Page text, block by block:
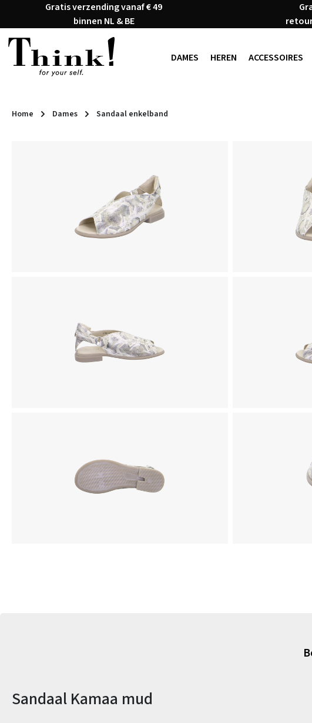
de hoofdinhoud
Ga naar de zoekopdracht
Ga naar de hoofdnavigatie
Gratis verzending vanaf € 49
binnen NL & BE
DAMES HEREN ACCESSOIRES
Home Dames Sandaal enkelband
Productinformatie
Sandaal Kamaa mud